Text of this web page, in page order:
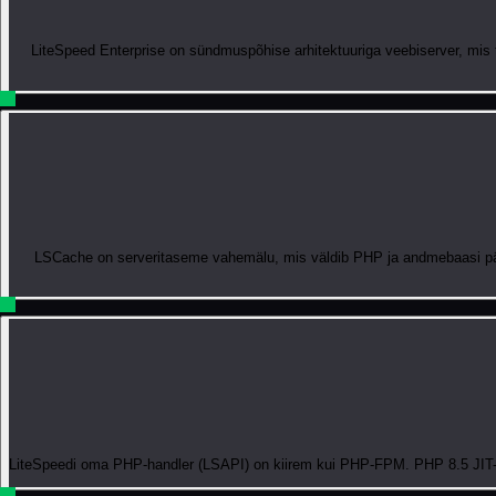
LiteSpeed Enterprise on sündmuspõhise arhitektuuriga veebiserver,
LSCache on serveritaseme vahemälu, mis väldib PHP ja
LiteSpeedi oma PHP-handler (LSAPI) on kiirem kui PHP-FPM. PHP 8.5